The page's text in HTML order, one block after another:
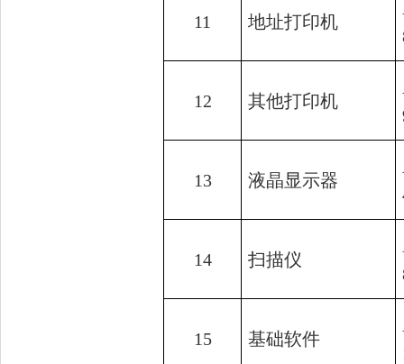
11 地址打印机
12 其他打印机
13 液晶显示器
14 扫描仪
15 基础软件